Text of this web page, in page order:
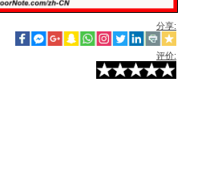
分享:
评价: